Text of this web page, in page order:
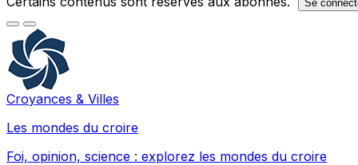
Se
Croyances & Villes
Les mondes du croire
Foi, opinion, science : explorez les mondes du croire